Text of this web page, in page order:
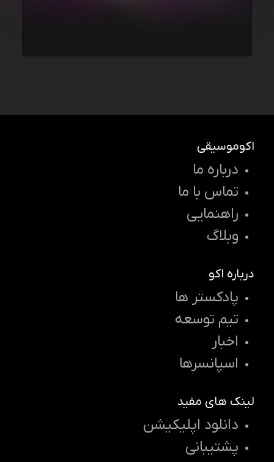
اکوموسیقی
درباره ما
تماس با ما
راهنمایی
وبلاگ
درباره اکو
پادکستر ها
تیم توسعه
اخبار
اسپانسرها
لینک های مفید
دانلود اپلیکیشن
پشتیبانی